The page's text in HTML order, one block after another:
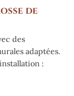
de
des
adaptées.
: